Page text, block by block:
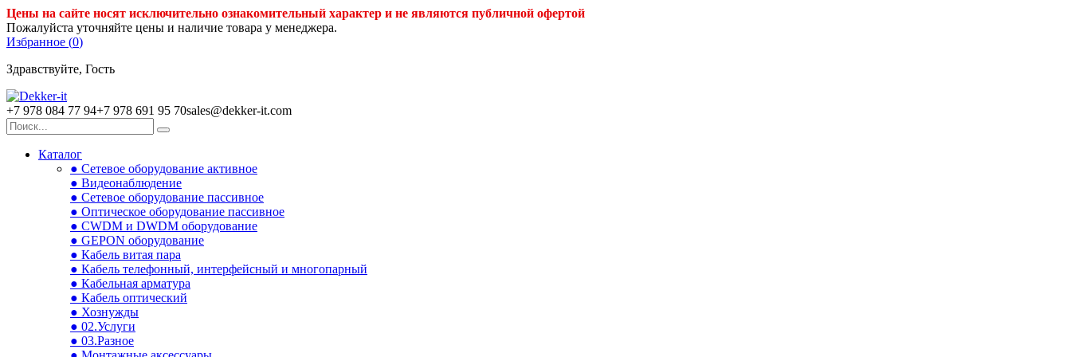
Цены на сайте носят исключительно ознакомительный характер и не являются публичной офертой
Пожалуйста уточняйте цены и наличие товара у менеджера.
Избранное (0)
Здравствуйте, Гость
+7 978 084 77 94+7 978 691 95 70sales@dekker-it.com
Каталог
● Сетевое оборудование активное
● Видеонаблюдение
● Сетевое оборудование пассивное
● Оптическое оборудование пассивное
● CWDM и DWDM оборудование
● GEPON оборудование
● Кабель витая пара
● Кабель телефонный, интерфейсный и многопарный
● Кабельная арматура
● Кабель оптический
● Хознужды
● 02.Услуги
● 03.Разное